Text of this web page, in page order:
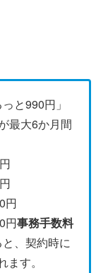
と990円」
最大6か月間
円
円事務手数料
、契約時に
す。